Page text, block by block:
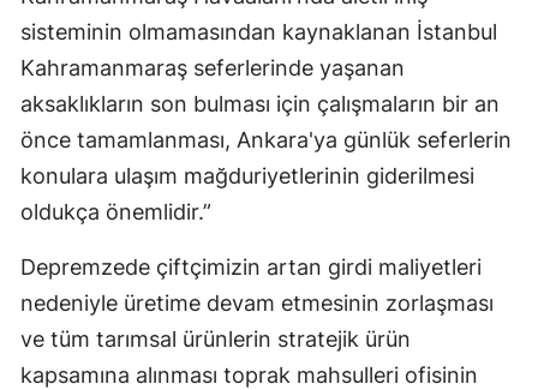
sisteminin olmamasından kaynaklanan İstanbul
Kahramanmaraş seferlerinde yaşanan
aksaklıkların son bulması için çalışmaların bir an
önce tamamlanması, Ankara'ya günlük seferlerin
konulara ulaşım mağduriyetlerinin giderilmesi
oldukça önemlidir.”
Depremzede çiftçimizin artan girdi maliyetleri
nedeniyle üretime devam etmesinin zorlaşması
ve tüm tarımsal ürünlerin stratejik ürün
kapsamına alınması toprak mahsulleri ofisinin